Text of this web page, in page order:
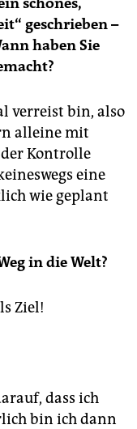
geschrieben –
haben Sie
verreist bin, also
alleine mit
der Kontrolle
eine
wie geplant
in die Welt?
Ziel!
dass ich
bin ich dann